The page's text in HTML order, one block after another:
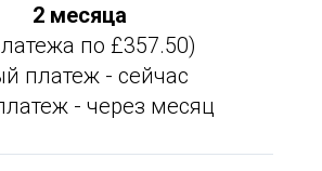
2 месяца
по £357.50)
платеж - сейчас
- через месяц